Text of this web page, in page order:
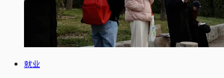
就业